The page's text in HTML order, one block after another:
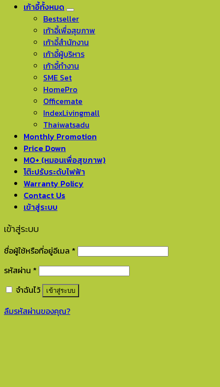
เก้าอี้ทั้งหมด
Bestseller
เก้าอี้เพื่อสุขภาพ
เก้าอี้สำนักงาน
เก้าอี้ผู้บริหาร
เก้าอี้ทำงาน
SME Set
HomePro
Officemate
IndexLivingmall
Thaiwatsadu
Monthly Promotion
Price Down
MO+ (หมอนเพื่อสุขภาพ)
โต๊ะปรับระดับไฟฟ้า
Warranty Policy
Contact Us
เข้าสู่ระบบ
เข้าสู่ระบบ
ชื่อผู้ใช้หรือที่อยู่อีเมล *
รหัสผ่าน *
จำฉันไว้
เข้าสู่ระบบ
ลืมรหัสผ่านของคุณ?